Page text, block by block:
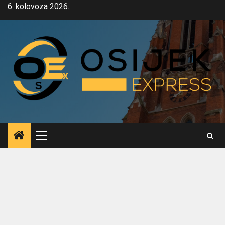
Skip6. kolovoza 2026.
Primary
Menu